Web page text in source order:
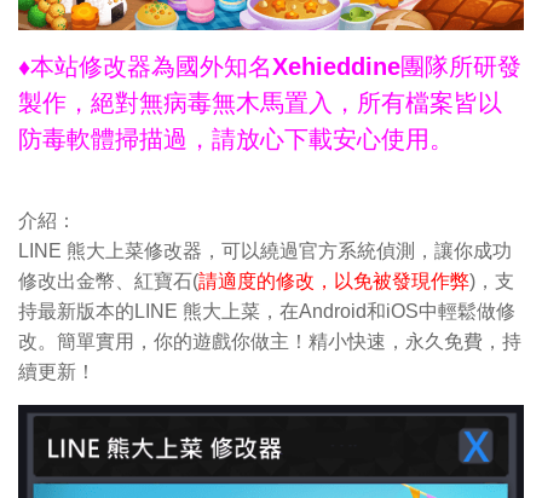
♦本站修改器為國外知名Xehieddine團隊所研發
製作，絕對無病毒無木馬置入，所有檔案皆以
防毒軟體掃描過，請放心下載安心使用。
介紹：
LINE 熊大上菜修改器，可以繞過官方系統偵測，讓你成功
修改出金幣、紅寶石(請適度的修改，以免被發現作弊)，支
持最新版本的LINE 熊大上菜，在Android和iOS中輕鬆做修
改。簡單實用，你的遊戲你做主！精小快速，永久免費，持
續更新！